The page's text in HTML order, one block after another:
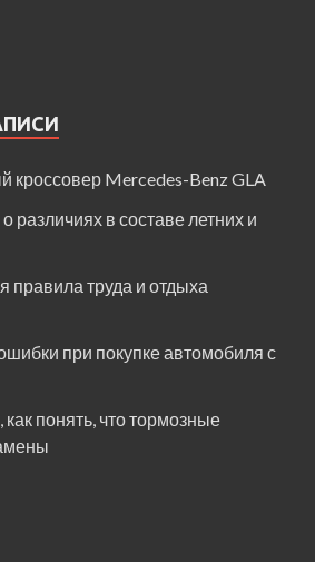
кроссовер Mercedes-Benz GLA
различиях в составе летних и
правила труда и отдыха
при покупке автомобиля с
как понять, что тормозные